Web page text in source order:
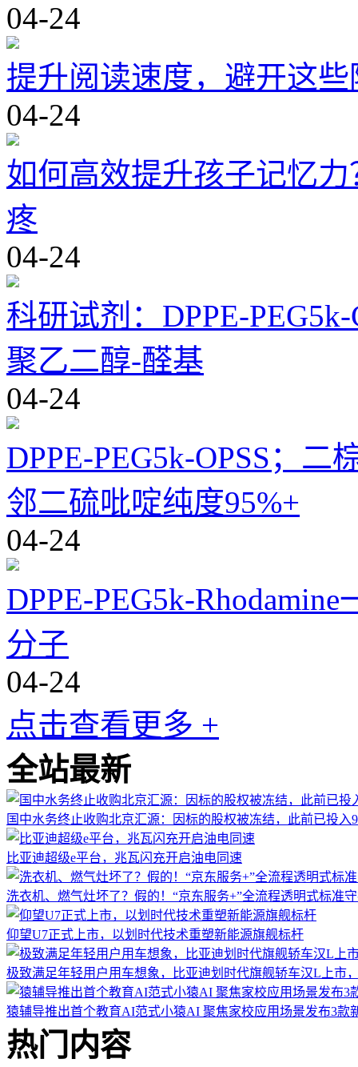
04-24
提升阅读速度，避开这
04-24
如何高效提升孩子记忆
疼
04-24
科研试剂：DPPE-
聚乙二醇-醛基
04-24
DPPE-PEG5k-OPSS；
邻二硫吡啶纯度95%+
04-24
DPPE-PEG5k-
分子
04-24
点击查看更多 +
全站最新
国中水务终止收购北京汇源：因标的股权被冻结，此前已投入
比亚迪超级e平台，兆瓦闪充开启油电同速
洗衣机、燃气灶坏了？假的！“京东服务+”全流程透明式标准
仰望U7正式上市，以划时代技术重塑新能源旗舰标杆
极致满足年轻用户用车想象，比亚迪划时代旗舰轿车汉L上市
猿辅导推出首个教育AI范式小猿AI 聚焦家校应用场景发布3款
热门内容